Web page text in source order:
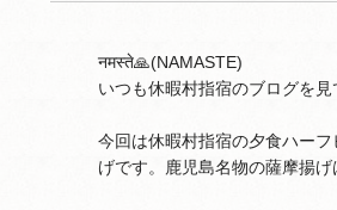
नमस्ते🙏(NAMASTE)
いつも休暇村指宿のブログを見
今回は休暇村指宿の夕食ハー
げです。鹿児島名物の薩摩揚